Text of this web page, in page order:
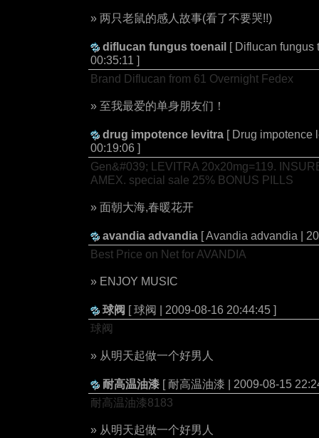
» 两只老鼠的感人故事(看了不要哭!!)
diflucan fungus toenail [ Diflucan fungus
00:35:11 ]
Brand Diflucan from 61 Overnight Fedex
» 至我最爱的单身朋友们！
drug impotence levitra [ Drug impotence
00:19:06 ]
Gen&#039; LEVITRA 20x20mg=119.
AMEX. special sale 25% BONUS PILLS
» 面朝大海,春暖花开
avandia advandia [ Avandia advandia |
Best Price on Net for AVANDIA
» ENJOY MUSIC
球阀 [ 球阀 | 2009-08-16 20:44:45 ]
球阀
» 从明天起做一个好男人
耐高温油漆 [ 耐高温油漆 | 2009-08-15
耐高温油漆8183
» 从明天起做一个好男人